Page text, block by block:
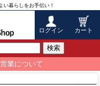
い暮らしをお手伝い！
ログイン カート
検索
業について